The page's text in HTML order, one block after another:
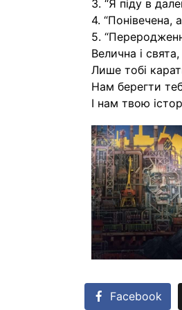
3. “Я піду в
4. “Понівечена,
5.
Велична і
Лише тобі
Нам берегти
І нам твою
Facebook